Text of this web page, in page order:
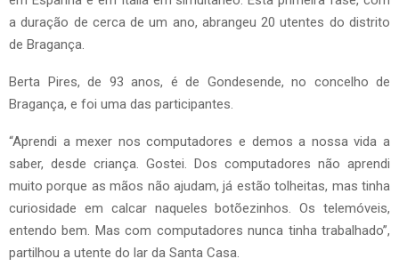
a duração de cerca de um ano, abrangeu 20 utentes do distrito
de Bragança.
Berta Pires, de 93 anos, é de Gondesende, no concelho de
Bragança, e foi uma das participantes.
“Aprendi a mexer nos computadores e demos a nossa vida a
saber, desde criança. Gostei. Dos computadores não aprendi
muito porque as mãos não ajudam, já estão tolheitas, mas tinha
curiosidade em calcar naqueles botõezinhos. Os telemóveis,
entendo bem. Mas com computadores nunca tinha trabalhado”,
partilhou a utente do lar da Santa Casa.